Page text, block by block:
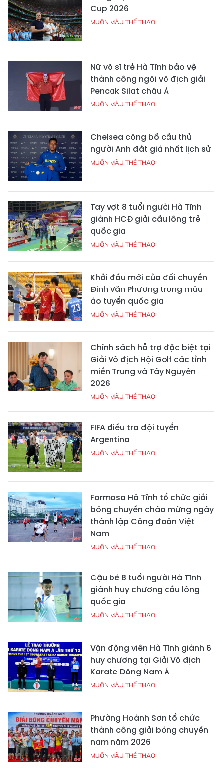
Cup 2026
MUÔN MÀU THỂ THAO
Nữ võ sĩ trẻ Hà Tĩnh bảo vệ
thành công ngôi vô địch giải
Pencak Silat châu Á
MUÔN MÀU THỂ THAO
Chelsea công bố cầu thủ
người Anh đắt giá nhất lịch sử
MUÔN MÀU THỂ THAO
Tay vợt 8 tuổi người Hà Tĩnh
giành HCĐ giải cầu lông trẻ
quốc gia
MUÔN MÀU THỂ THAO
Khởi đầu mới của đối chuyền
Đinh Văn Phương trong màu
áo tuyển quốc gia
MUÔN MÀU THỂ THAO
Chính sách hỗ trợ đặc biệt tại
Giải Vô địch Hội Golf các tỉnh
miền Trung và Tây Nguyên
2026
MUÔN MÀU THỂ THAO
FIFA điều tra đội tuyển
Argentina
MUÔN MÀU THỂ THAO
Formosa Hà Tĩnh tổ chức giải
bóng chuyền chào mừng ngày
thành lập Công đoàn Việt
Nam
MUÔN MÀU THỂ THAO
Cậu bé 8 tuổi người Hà Tĩnh
giành huy chương cầu lông
quốc gia
MUÔN MÀU THỂ THAO
Vận động viên Hà Tĩnh giành 6
huy chương tại Giải Vô địch
Karate Đông Nam Á
MUÔN MÀU THỂ THAO
Phường Hoành Sơn tổ chức
thành công giải bóng chuyền
nam năm 2026
MUÔN MÀU THỂ THAO